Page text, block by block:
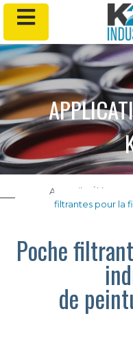
Accueil Éléments
filtrantes pour la
Poche
de